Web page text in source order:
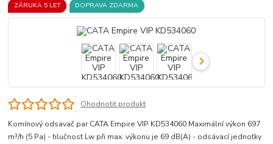
ZÁRUKA 5 LET DOPRAVA ZDARMA
Ohodnotit produkt
Komínový odsavač par CATA Empire VIP KD534060 Maximální výkon 697
m³/h (5 Pa) - hlučnost Lw při max. výkonu je 69 dB(A) - odsávací jednotky